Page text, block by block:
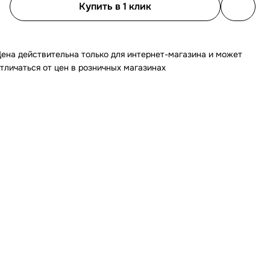
Купить в 1 клик
действительна только для интернет-магазина и может
от цен в розничных магазинах